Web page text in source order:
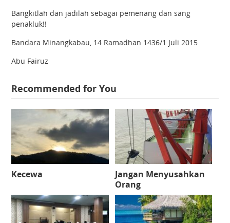
Bangkitlah dan jadilah sebagai pemenang dan sang
penakluk!!
Bandara Minangkabau, 14 Ramadhan 1436/1 Juli 2015
Abu Fairuz
Recommended for You
Kecewa
Jangan Menyusahkan
Orang